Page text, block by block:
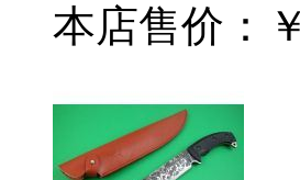
本店售价：